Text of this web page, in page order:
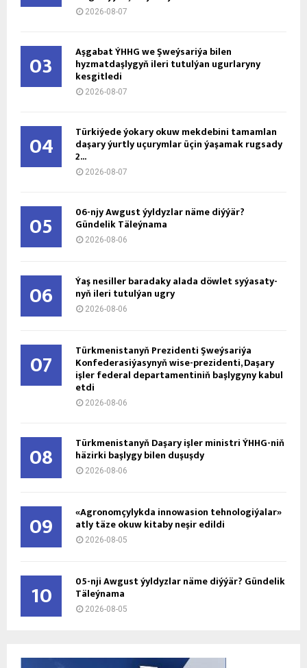
2026-08-07
03 Aşgabat ÝHHG we Şweýsariýa bilen
hyzmatdaşlygyň ileri tutulýan ugurlaryny
kesgitledi
2026-08-07
04 Türkiýede ýokary okuw mekdebini tamamlan
daşary ýurtly uçurymlar üçin ýaşamak rugsady
2...
2026-08-07
05 06-njy Awgust ýyldyzlar näme diýýär?
Gündelik Täleýnama
2026-08-06
06 Ýaş ne­sil­ler ba­ra­da­ky ala­da döw­let sy­ýa­sa­ty­
nyň ile­ri tu­tul­ýan ug­ry
2026-08-06
07 Türkmenistanyň Prezidenti Şweýsariýa
Konfederasiýasynyň wise-prezidenti, Daşary
işler federal departamentiniň başlygyny kabul
etdi
2026-08-06
08 Türkmenistanyň Daşary işler ministri ÝHHG-niň
häzirki başlygy bilen duşuşdy
2026-08-06
09 «Agronomçylykda innowasion tehnologiýalar»
atly täze okuw kitaby neşir edildi
2026-08-05
10 05-nji Awgust ýyldyzlar näme diýýär? Gündelik
Täleýnama
2026-08-05